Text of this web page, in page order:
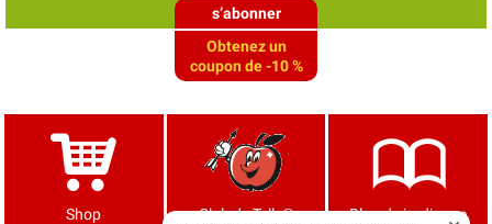
s’abonner
Obtenez un
coupon de -10 %
Shop Club de Tells® Blog de jardinage